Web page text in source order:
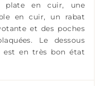
plate en cuir, une
en cuir, un rabat
et des poches
Le dessous
est en très bon état